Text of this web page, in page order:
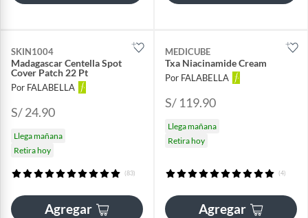
SKIN1004
Madagascar Centella Spot
Cover Patch 22 Pt
Por FALABELLA
S/ 24.90
Llega mañana
Retira hoy
(83)
Agregar
MEDICUBE
Txa Niacinamide Cream
Por FALABELLA
S/ 119.90
Llega mañana
Retira hoy
(4)
Agregar